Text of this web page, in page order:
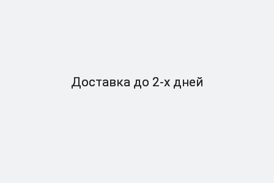
Доставка до 2-x дней